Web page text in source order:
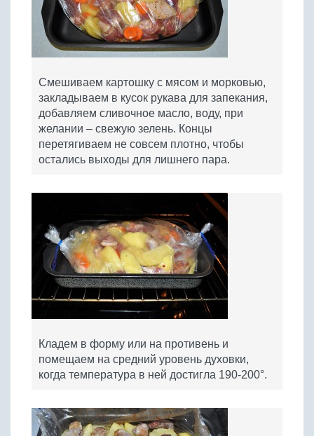
Смешиваем картошку с мясом и морковью,
закладываем в кусок рукава для запекания,
добавляем сливочное масло, воду, при
желании – свежую зелень. Концы
перетягиваем не совсем плотно, чтобы
остались выходы для лишнего пара.
Кладем в форму или на противень и
помещаем на средний уровень духовки,
когда температура в ней достигла 190-200°.